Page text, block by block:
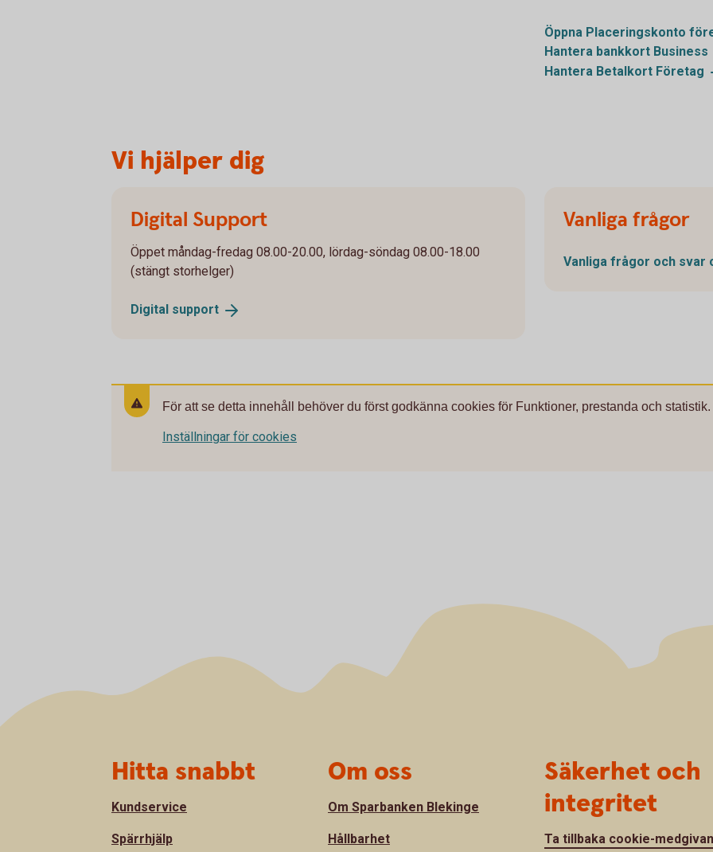
Öppna Placeringskonto
Hantera bankkort Business
Hantera Betalkort Företag
Vi hjälper dig
Digital Support
Öppet måndag-fredag 08.00-20.00, lördag-söndag 08.00-18.00
(stängt storhelger)
Digital support
Vanliga frågor
Vanliga frågor och svar
För att se detta innehåll behöver du först godkänna cookies för Funktioner, prestanda och statistik.
Inställningar för cookies
Hitta snabbt
Kundservice
Spärrhjälp
Om oss
Om Sparbanken Blekinge
Hållbarhet
Säkerhet och
integritet
Ta tillbaka cookie-